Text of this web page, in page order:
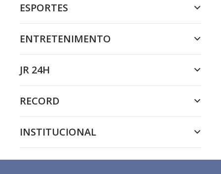
ESPORTES
ENTRETENIMENTO
JR 24H
RECORD
INSTITUCIONAL